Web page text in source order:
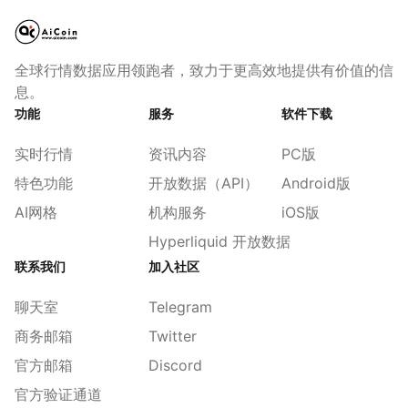
全球行情数据应用领跑者，致力于更高效地提供有价值的信
息。
功能
实时行情
特色功能
AI网格
服务
资讯内容
开放数据（API）
机构服务
Hyperliquid 开放数据
软件下载
PC版
Android版
iOS版
联系我们
聊天室
商务邮箱
官方邮箱
官方验证通道
加入社区
Telegram
Twitter
Discord